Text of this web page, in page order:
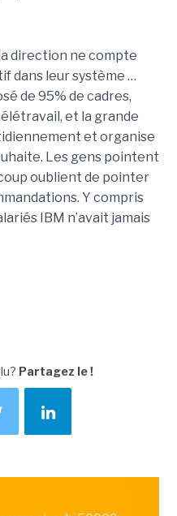
direction ne compte
dans leur système …
de 95% de cadres,
et la grande
et organise
Les gens pointent
oublient de pointer
Y compris
IBM n’avait jamais
Partagez le !